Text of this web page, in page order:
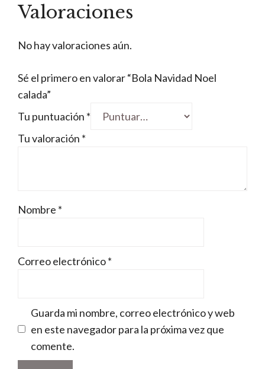
Valoraciones
No hay valoraciones aún.
Sé el primero en valorar “Bola Navidad Noel
calada”
Tu puntuación *
Tu valoración *
Nombre *
Correo electrónico*
Guarda mi nombre, correo electrónico y web
en este navegador para la próxima vez que
comente.